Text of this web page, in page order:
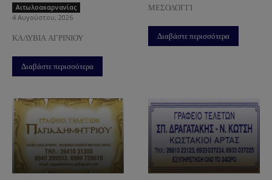
Aιτωλοακαρνανίας
4 Αυγούστου, 2026
ΚΑΛΥΒΙΑ ΑΓΡΙΝΙΟΥ
Διαβάστε περισσότερα
ΜΕΣΟΛΟΓΓΙ
Διαβάστε περισσότερα